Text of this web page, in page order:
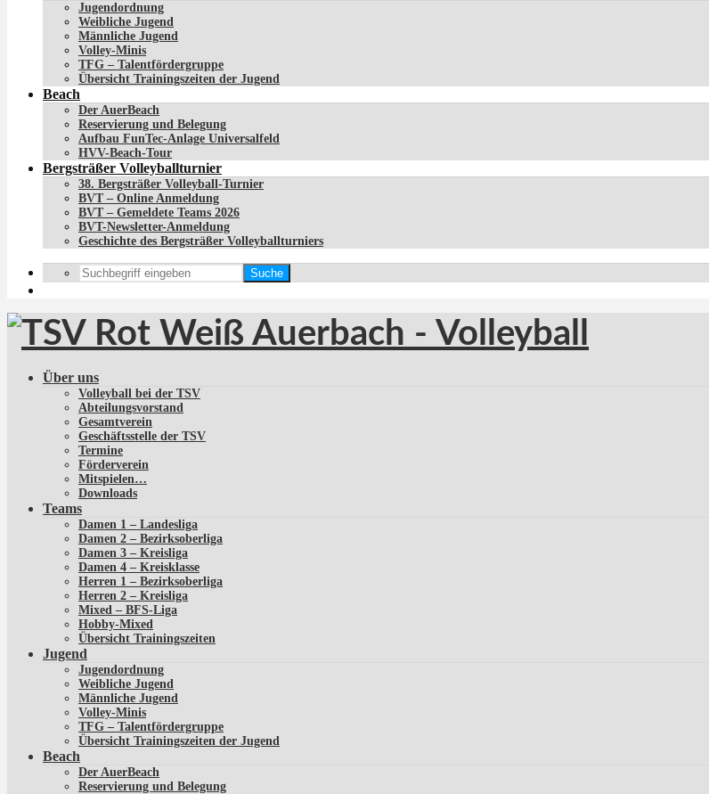
Jugendordnung
Weibliche Jugend
Männliche Jugend
Volley-Minis
TFG – Talentfördergruppe
Übersicht Trainingszeiten der Jugend
Beach
Der AuerBeach
Reservierung und Belegung
Aufbau FunTec-Anlage Universalfeld
HVV-Beach-Tour
Bergsträßer Volleyballturnier
38. Bergsträßer Volleyball-Turnier
BVT – Online Anmeldung
BVT – Gemeldete Teams 2026
BVT-Newsletter-Anmeldung
Geschichte des Bergsträßer Volleyballturniers
Suche
Über uns
Volleyball bei der TSV
Abteilungsvorstand
Gesamtverein
Geschäftsstelle der TSV
Termine
Förderverein
Mitspielen…
Downloads
Teams
Damen 1 – Landesliga
Damen 2 – Bezirksoberliga
Damen 3 – Kreisliga
Damen 4 – Kreisklasse
Herren 1 – Bezirksoberliga
Herren 2 – Kreisliga
Mixed – BFS-Liga
Hobby-Mixed
Übersicht Trainingszeiten
Jugend
Jugendordnung
Weibliche Jugend
Männliche Jugend
Volley-Minis
TFG – Talentfördergruppe
Übersicht Trainingszeiten der Jugend
Beach
Der AuerBeach
Reservierung und Belegung